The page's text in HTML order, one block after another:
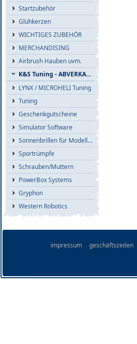
Startzubehör
Glühkerzen
WICHTIGES ZUBEHÖR
MERCHANDISING
Airbrush Hauben uvm.
K&S Tuning - ABVERKAUF
LYNX / MICROHELI Tuning
Tuning
Geschenkgutscheine
Simulator Software
Sonnenbrillen für Modellflieger
Sportrümpfe
Schrauben/Muttern
PowerBox Systems
Gryphon
Western Robotics
impressum geschäftszeiten